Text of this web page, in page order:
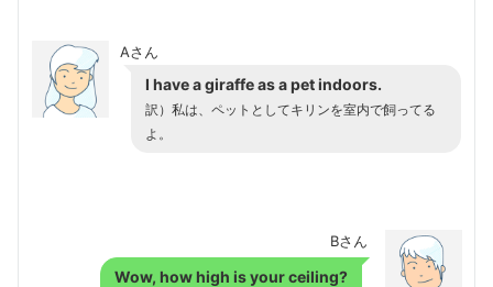
Aさん
I have a giraffe as a pet indoors.
訳）私は、ペットとしてキリンを室内で飼ってる
よ。
Bさん
Wow, how high is your ceiling?